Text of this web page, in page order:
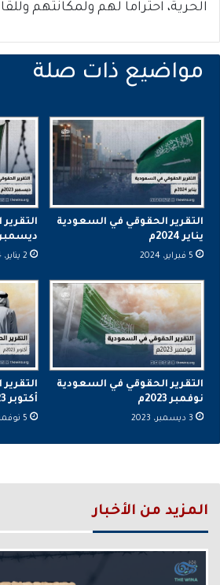
الحرية، احتراما لهم ولمكانتهم
التقرير الحقوقي في السعودية
يناير 2024م
5 فبراير، 2024
ديسمبر 2023
2 يناير، 2024
التقرير الحقوقي في السعودية
نوفمبر 2023م
3 ديسمبر، 2023
أكتوبر 2023م
5 نوفمبر، 2023
المزيد من الأخبار